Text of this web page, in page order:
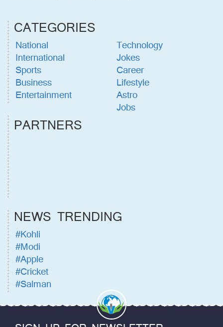
CATEGORIES
National
International
Sports
Business
Entertainment
Technology
Jokes
Career
Lifestyle
Astro
Jobs
PARTNERS
NEWS TRENDING
#Kohli
#Modi
#Apple
#Cricket
#Salman